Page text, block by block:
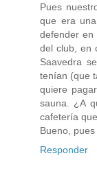
Pues
que era
defender en
del club, en
Saavedra
tenían (que
quiere
sauna. ¿A
cafetería
Bueno, pues
Responder